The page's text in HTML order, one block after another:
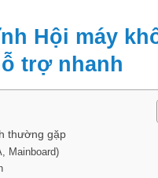
Hội máy
trợ nhanh
thường gặp
Mainboard)